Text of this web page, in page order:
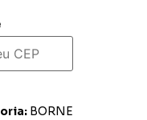
BORNE